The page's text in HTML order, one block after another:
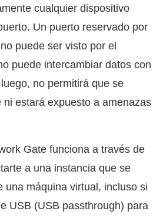
cualquier dispositivo
Un puerto reservado por
puede ser visto por el
puede intercambiar datos con
no permitirá que se
estará expuesto a amenazas
Gate funciona a través de
a una instancia que se
una máquina virtual, incluso si
USB (USB passthrough) para